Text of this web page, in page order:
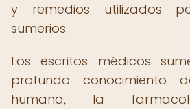
y remedios utilizados
sumerios.
Los escritos médicos
profundo conocimiento
humana, la